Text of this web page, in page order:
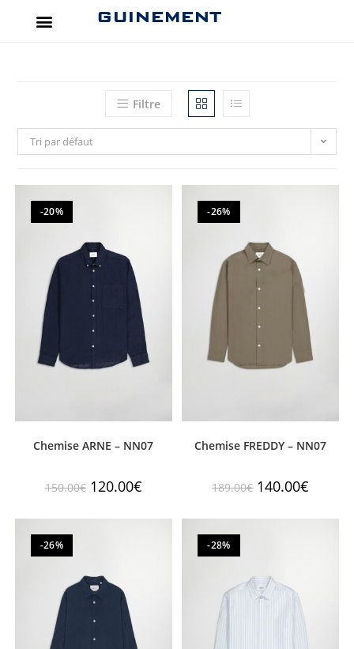
GUINEMENT
Filtre
Tri par défaut
-20%
Chemise ARNE – NN07
150.00€ 120.00€
-26%
Chemise FREDDY – NN07
189.00€ 140.00€
-26% -28%